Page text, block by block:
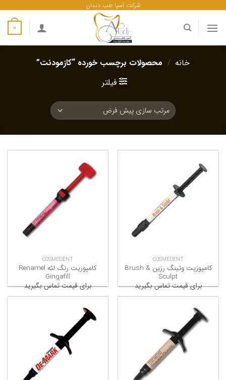
بروید
شرکت آسیا طب دندان
0
خانه / محصولات برچسب خورده “کازمودنت”
فیلتر
COSMEDENT
کامپوزیت وتینگ رزین Brush &
Sculpt
برای قیمت تماس بگیرید
COSMEDENT
کامپوزیت رنگ لثه Renamel
Gingafill
برای قیمت تماس بگیرید